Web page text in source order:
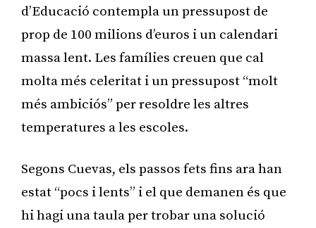
d’Educació contempla un pressupost de
prop de 100 milions d’euros i un calendari
massa lent. Les famílies creuen que cal
molta més celeritat i un pressupost “molt
més ambiciós” per resoldre les altres
temperatures a les escoles.
Segons Cuevas, els passos fets fins ara han
estat “pocs i lents” i el que demanen és que
hi hagi una taula per trobar una solució